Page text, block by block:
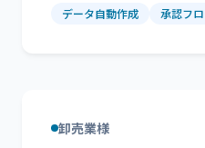
データ自動作成 承認フ
卸売業様